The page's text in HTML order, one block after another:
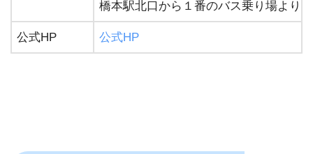
橋本駅北口から１番のバス乗り場より
公式HP 公式HP